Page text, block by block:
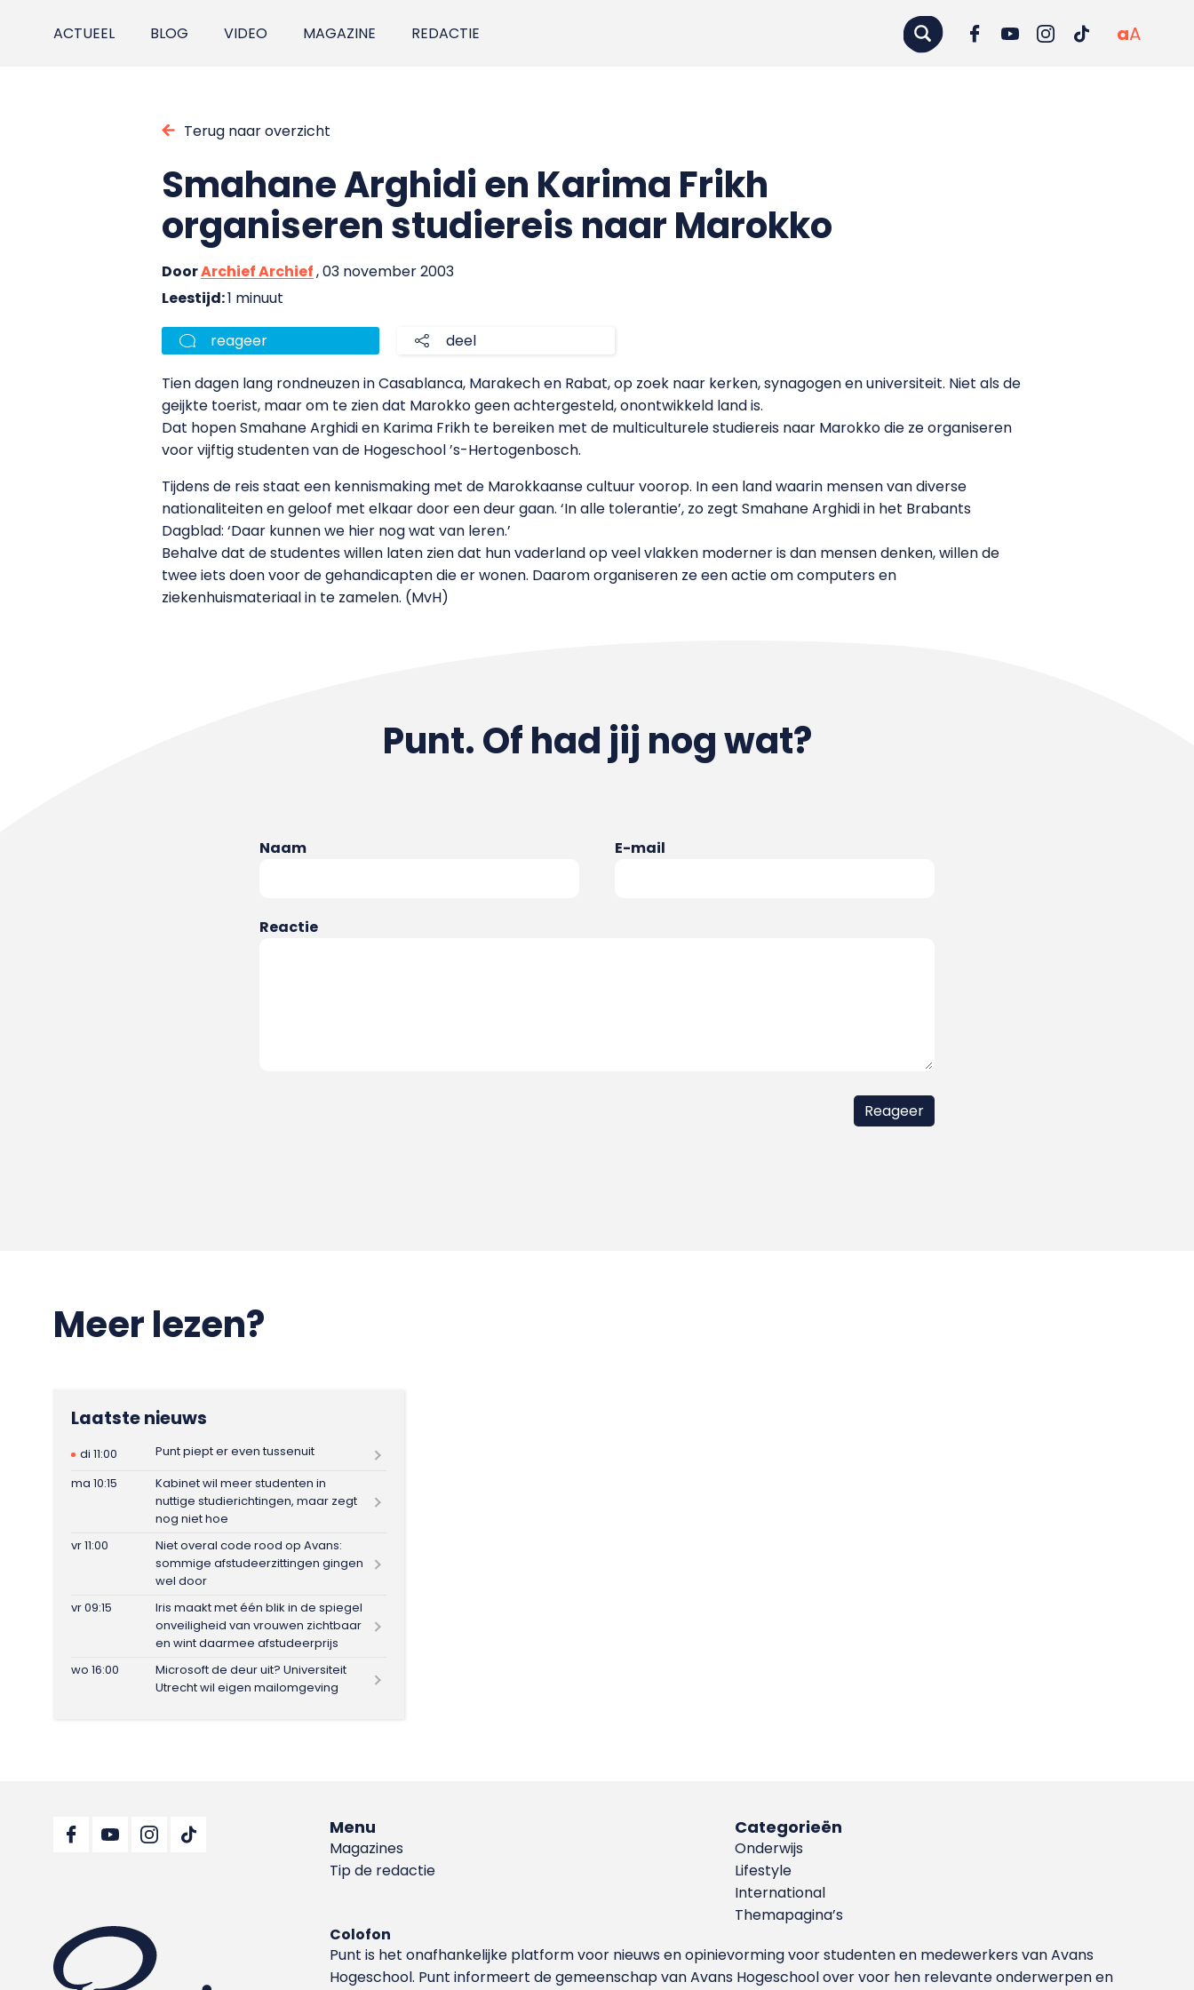
ACTUEEL BLOG VIDEO MAGAZINE REDACTIE aA
Terug naar overzicht
Smahane Arghidi en Karima Frikh
organiseren studiereis naar Marokko
DoorArchief Archief, 03 november 2003
Leestijd:1 minuut
reageer deel
Tien dagen lang rondneuzen in Casablanca, Marakech en Rabat, op zoek naar kerken, synagogen en universiteit. Niet als de
geijkte toerist, maar om te zien dat Marokko geen achtergesteld, onontwikkeld land is.
Dat hopen Smahane Arghidi en Karima Frikh te bereiken met de multiculturele studiereis naar Marokko die ze organiseren
voor vijftig studenten van de Hogeschool ’s-Hertogenbosch.
Tijdens de reis staat een kennismaking met de Marokkaanse cultuur voorop. In een land waarin mensen van diverse
nationaliteiten en geloof met elkaar door een deur gaan. ‘In alle tolerantie’, zo zegt Smahane Arghidi in het Brabants
Dagblad: ‘Daar kunnen we hier nog wat van leren.’
Behalve dat de studentes willen laten zien dat hun vaderland op veel vlakken moderner is dan mensen denken, willen de
twee iets doen voor de gehandicapten die er wonen. Daarom organiseren ze een actie om computers en
ziekenhuismateriaal in te zamelen. (MvH)
Punt. Of had jij nog wat?
Naam E-mail
Reactie
Meer lezen?
Laatste nieuws
di 11:00
Punt piept er even tussenuit
ma 10:15
Kabinet wil meer studenten in
nuttige studierichtingen, maar zegt
nog niet hoe
vr 11:00
Niet overal code rood op Avans:
sommige afstudeerzittingen gingen
wel door
vr 09:15
Iris maakt met één blik in de spiegel
onveiligheid van vrouwen zichtbaar
en wint daarmee afstudeerprijs
wo 16:00
Microsoft de deur uit? Universiteit
Utrecht wil eigen mailomgeving
Menu
Magazines
Tip de redactie
Categorieën
Onderwijs
Lifestyle
International
Themapagina’s
Colofon
Punt is het onafhankelijke platform voor nieuws en opinievorming voor studenten en medewerkers van Avans
Hoge­school. Punt informeert de gemeenschap van Avans Hogeschool over voor hen relevante onderwerpen en